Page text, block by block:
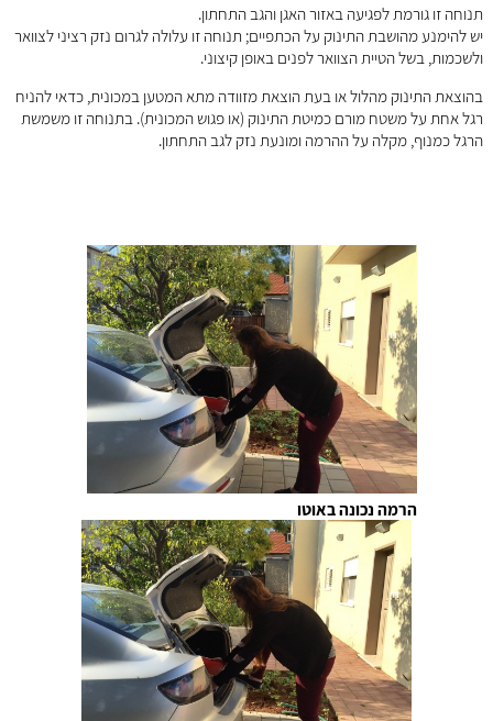
תנוחה זו גורמת לפגיעה באזור האגן והגב התחתון.
יש להימנע מהושבת התינוק על הכתפיים; תנוחה זו עלולה לגרום נזק רציני לצוואר
ולשכמות, בשל הטיית הצוואר לפנים באופן קיצוני.
בהוצאת התינוק מהלול או בעת הוצאת מזוודה מתא המטען במכונית, כדאי להניח
רגל אחת על משטח מורם כמיטת התינוק (או פגוש המכונית). בתנוחה זו משמשת
הרגל כמנוף, מקלה על ההרמה ומונעת נזק לגב התחתון.
הרמה נכונה באוטו